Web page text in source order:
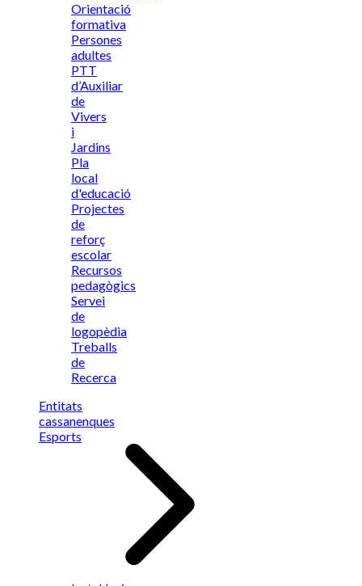
Orientació
formativa
Persones
adultes
PTT
d’Auxiliar
de
Vivers
i
Jardins
Pla
local
d'educació
Projectes
de
reforç
escolar
Recursos
pedagògics
Servei
de
logopèdia
Treballs
de
Recerca
Entitats
cassanenques
Esports